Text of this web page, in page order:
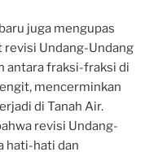
juga mengupas
Undang-Undang
antara fraksi-fraksi di
mencerminkan
di Tanah Air.
revisi Undang-
hati-hati dan